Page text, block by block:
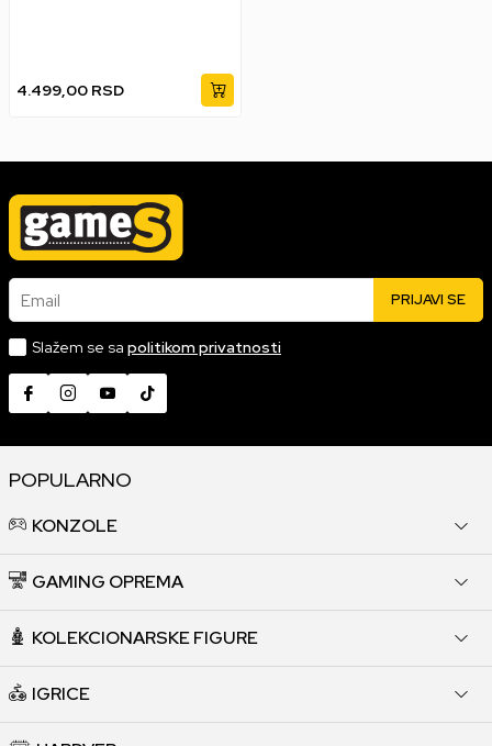
4.499,00 RSD
Email PRIJAVI SE
Slažem se sa politikom privatnosti
POPULARNO
KONZOLE
GAMING OPREMA
KOLEKCIONARSKE FIGURE
IGRICE